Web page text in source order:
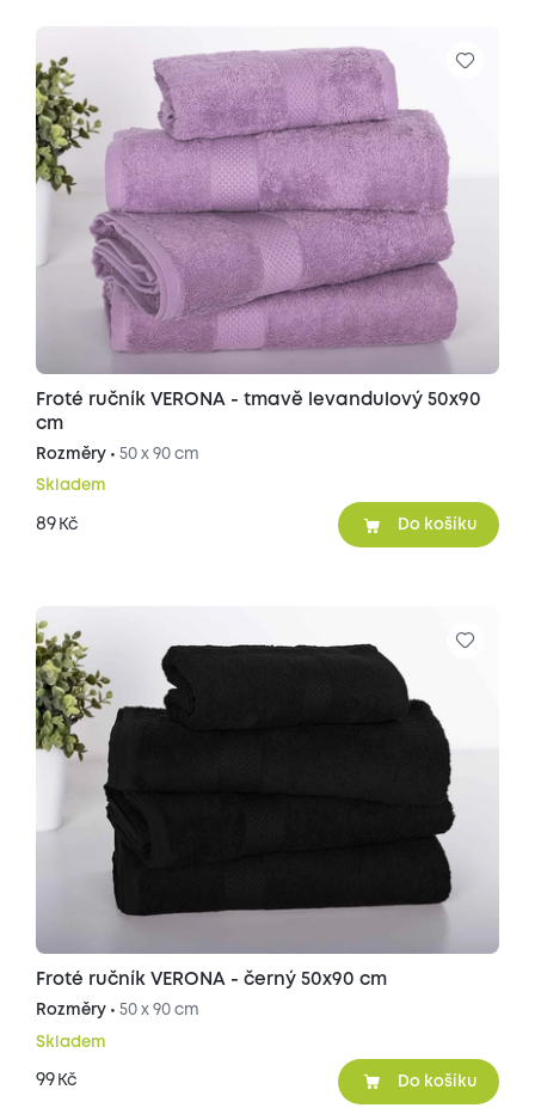
Froté ručník VERONA - tmavě levandulový 50x90
cm
Rozměry • 50 x 90 cm
Skladem
89 Kč Do košíku
Froté ručník VERONA - černý 50x90 cm
Rozměry • 50 x 90 cm
Skladem
99 Kč Do košíku